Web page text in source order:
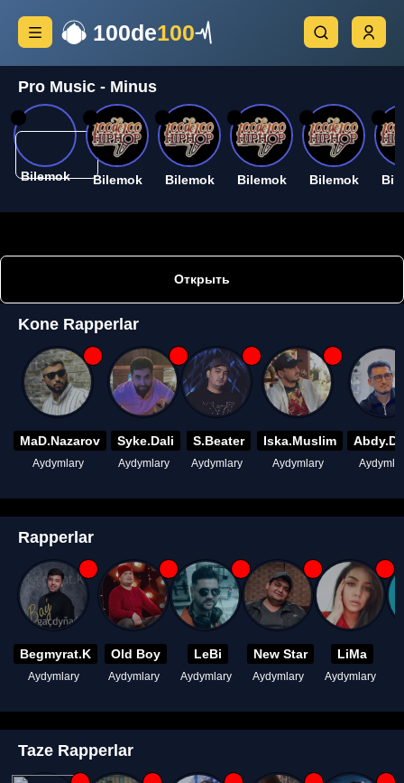
100de100
Pro Music - Minus
Bilemok Bilemok Bilemok Bilemok Bilemok
Открыть
Kone Rapperlar
MaD.Nazarov
Aydymlary
Syke.Dali
Aydymlary
S.Beater
Aydymlary
Iska.Muslim
Aydymlary
Rapperlar
Begmyrat.K
Aydymlary
Old Boy
Aydymlary
LeBi
Aydymlary
New Star
Aydymlary
LiMa
Aydymlary
Taze Rapperlar